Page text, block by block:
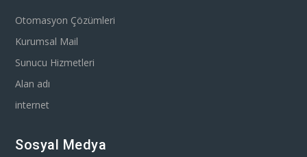
Otomasyon Çözümleri
Kurumsal Mail
Sunucu Hizmetleri
Alan adı
internet
Sosyal Medya